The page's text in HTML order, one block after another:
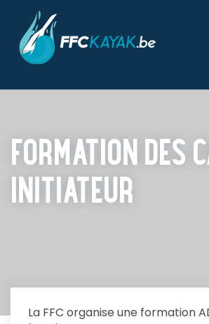
FORMATION DES
INITIATEUR
La FFC organise une formation